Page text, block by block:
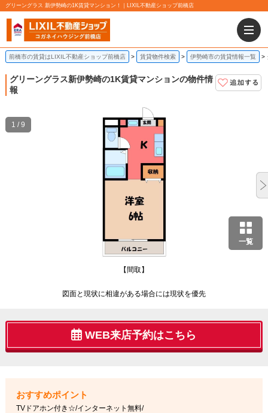
グリーングラス 新伊勢崎の1K賃貸マンション！｜LIXIL不動産ショップ前橋店
前橋市の賃貸はLIXIL不動産ショップ前橋店 賃貸物件検索 伊勢崎市の賃貸情報一覧
グリーングラス新伊勢崎の1K賃貸マンションの物件情
報
一覧
【間取】
図面と現状に相違がある場合には現状を優先
1 / 9
WEB来店予約はこちら
TVドアホン付き☆/インターネット無料/